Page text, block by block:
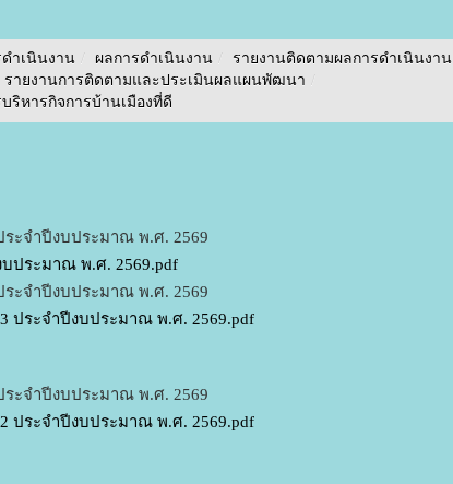
ำเนินงาน / ผลการดำเนินงาน / รายงานติดตามผลการดำเนินงาน
รายงานการติดตามและประเมินผลแผนพัฒนา /
ริหารกิจการบ้านเมืองที่ดี
ระจำปีงบประมาณ พ.ศ. 2569
บประมาณ พ.ศ. 2569.pdf
ระจำปีงบประมาณ พ.ศ. 2569
ประจำปีงบประมาณ พ.ศ. 2569.pdf
ระจำปีงบประมาณ พ.ศ. 2569
ประจำปีงบประมาณ พ.ศ. 2569.pdf